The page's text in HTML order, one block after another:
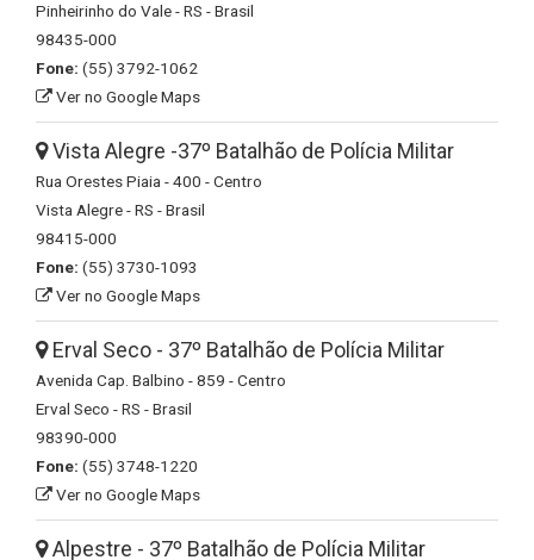
Pinheirinho do Vale - RS - Brasil
98435-000
Fone: (55) 3792-1062
Ver no Google Maps
Vista Alegre -37º Batalhão de Polícia Militar
Rua Orestes Piaia - 400 - Centro
Vista Alegre - RS - Brasil
98415-000
Fone: (55) 3730-1093
Ver no Google Maps
Erval Seco - 37º Batalhão de Polícia Militar
Avenida Cap. Balbino - 859 - Centro
Erval Seco - RS - Brasil
98390-000
Fone: (55) 3748-1220
Ver no Google Maps
Alpestre - 37º Batalhão de Polícia Militar